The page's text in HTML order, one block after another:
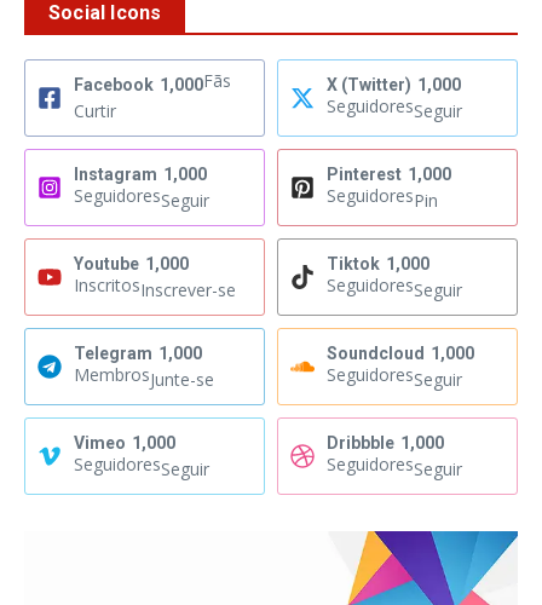
Social Icons
Facebook 1,000Fãs
Curtir
X (Twitter) 1,000
SeguidoresSeguir
Instagram 1,000
SeguidoresSeguir
Pinterest 1,000
SeguidoresPin
Youtube 1,000
InscritosInscrever-se
Tiktok 1,000
SeguidoresSeguir
Telegram 1,000
MembrosJunte-se
Soundcloud 1,000
SeguidoresSeguir
Vimeo 1,000
SeguidoresSeguir
Dribbble 1,000
SeguidoresSeguir